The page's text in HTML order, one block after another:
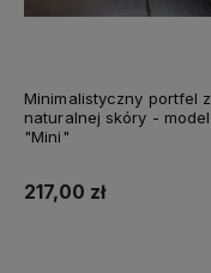
Minimalistyczny portfel z
naturalnej skóry - model
"Mini"
217,00 zł